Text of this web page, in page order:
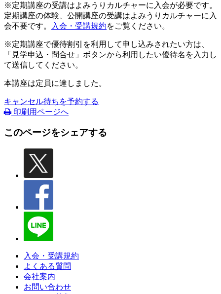
※定期講座の受講はよみうりカルチャーに入会が必要です。
定期講座の体験、公開講座の受講はよみうりカルチャーに入
会不要です。
入会・受講規約をご覧ください。
※定期講座で優待割引を利用して申し込みされたい方は、
「見学申込・問合せ」ボタンから利用したい優待名を入力し
て送信してください。
本講座は定員に達しました。
キャンセル待ちを予約する
印刷用ページへ
このページをシェアする
入会・受講規約
よくある質問
会社案内
お問い合わせ